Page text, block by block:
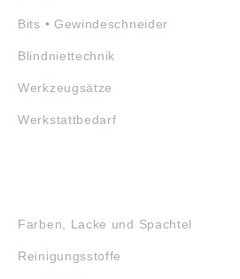
Bits • Gewindeschneider
Blindniettechnik
Werkzeugsätze
Werkstattbedarf
Farben, Lacke und Spachtel
Reinigungsstoffe